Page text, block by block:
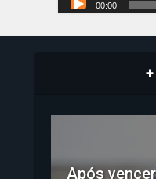
00:00
Após